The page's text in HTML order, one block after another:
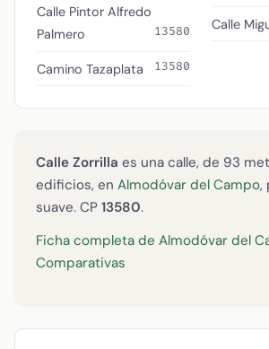
Calle Pintor Alfredo
Palmero
13580
Camino Tazaplata 13580
Calle
Calle Zorrilla es una calle, de 93
edificios, en Almodóvar del Campo,
suave. CP 13580.
Ficha completa de Almodóvar del
Comparativas